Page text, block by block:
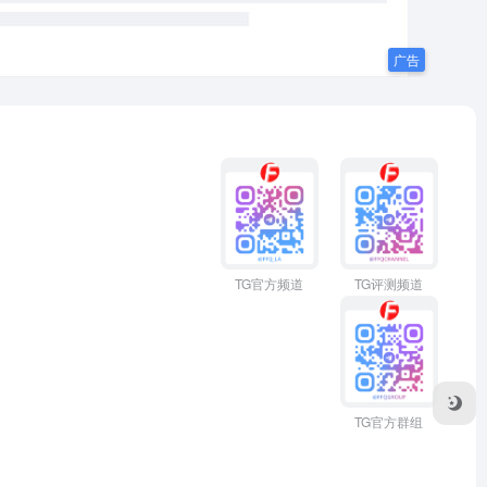
TG官方频道 TG评测频道
TG官方群组